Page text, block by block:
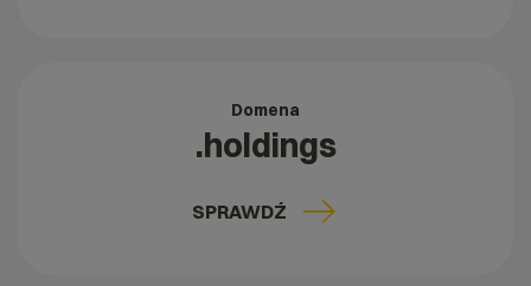
Domena
.holdings
SPRAWDŹ